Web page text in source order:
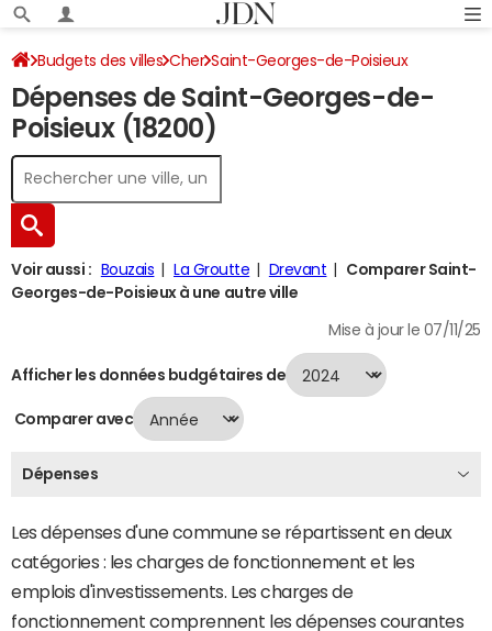
Budgets des villes Cher Saint-Georges-de-Poisieux
Dépenses 2024
Dépenses de Saint-Georges-de-
Poisieux (18200)
Voir aussi : Bouzais La Groutte Drevant
Comparer Saint-
Georges-de-Poisieux à une autre ville
Mise à jour le 07/11/25
Afficher les données budgétaires de
Comparer avec
Dépenses
Les dépenses d'une commune se répartissent en deux
catégories : les charges de fonctionnement et les
emplois d'investissements. Les charges de
fonctionnement comprennent les dépenses courantes